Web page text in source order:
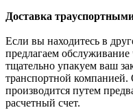
Доставка
Если вы находитесь в
предлагаем
тщательно упакуем ваш
транспортной компанией.
производится путем
расчетный счет.